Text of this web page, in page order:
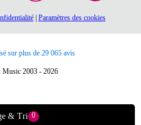
& Tri 0
| Paramètres des cookies
sur plus de 29 065 avis
2003 - 2026